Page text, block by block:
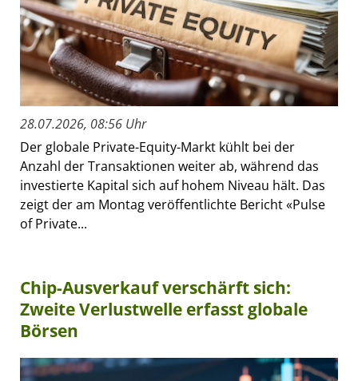
28.07.2026, 08:56 Uhr
Der globale Private-Equity-Markt kühlt bei der
Anzahl der Transaktionen weiter ab, während das
investierte Kapital sich auf hohem Niveau hält. Das
zeigt der am Montag veröffentlichte Bericht «Pulse
of Private...
Chip-Ausverkauf verschärft sich:
Zweite Verlustwelle erfasst globale
Börsen